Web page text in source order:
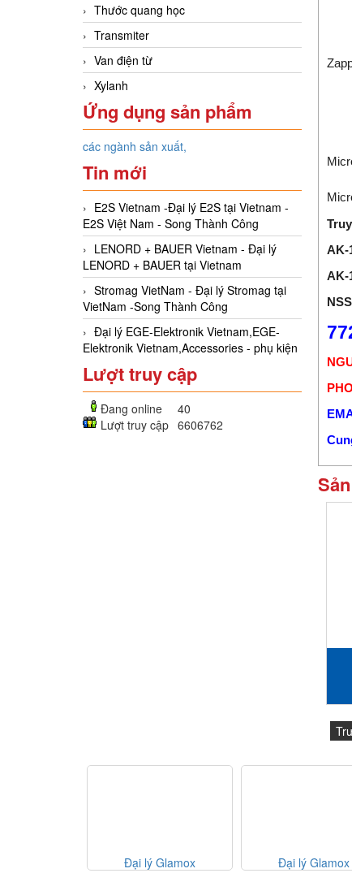
Thước quang học
Transmiter
Van điện từ
Xylanh
Ứng dụng sản phẩm
các ngành sản xuất,
Tin mới
E2S Vietnam -Đại lý E2S tại Vietnam -
E2S Việt Nam - Song Thành Công
LENORD + BAUER Vietnam - Đại lý
LENORD + BAUER tại Vietnam
Stromag VietNam - Đại lý Stromag tại
VietNam -Song Thành Công
Đại lý EGE-Elektronik Vietnam,EGE-
Elektronik Vietnam,Accessories - phụ kiện
Lượt truy cập
Đang online
40
Lượt truy cập 6606762
AK-
AK-
Đại lý Glamox
Đại lý